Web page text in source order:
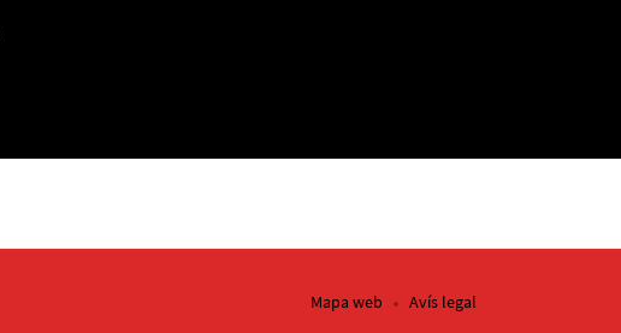
Mapa web Avís legal